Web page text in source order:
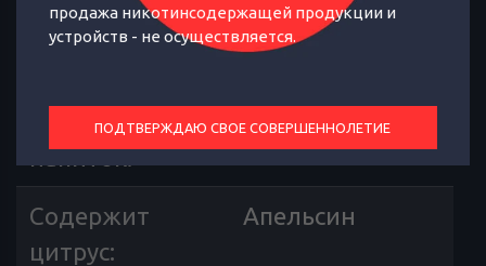
Страна
Россия
Содержит
напиток:
Фанта
Содержит
цитрус:
Апельсин
продажа никотинсодержащей продукции и
устройств - не осуществляется.
ПОДТВЕРЖДАЮ СВОЕ СОВЕРШЕННОЛЕТИЕ